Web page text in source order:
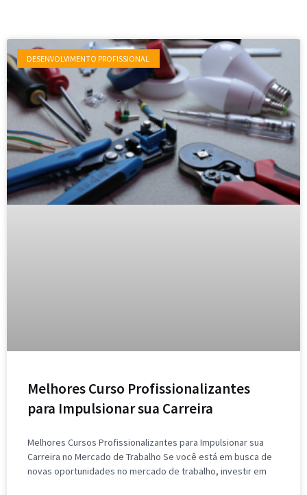
DESENVOLVIMENTO PROFISSIONAL
Melhores Curso Profissionalizantes
para Impulsionar sua Carreira
Melhores Cursos Profissionalizantes para Impulsionar sua
Carreira no Mercado de Trabalho Se você está em busca de
novas oportunidades no mercado de trabalho, investir em